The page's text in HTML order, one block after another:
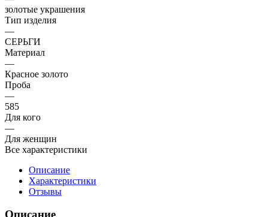
золотые украшения
Тип изделия
—
СЕРЬГИ
Материал
—
Красное золото
Проба
—
585
Для кого
—
Для женщин
Все характеристики
Описание
Характеристики
Отзывы